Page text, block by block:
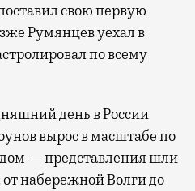
свою первую
Румянцев уехал в
по всему
день в России
вырос в масштабе по
— представления шли
набережной Волги до